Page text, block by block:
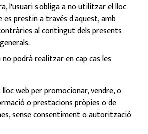
l'usuari s'obliga a no utilitzar el lloc
es prestin a través d'aquest, amb
al contingut dels presents
podrà realitzar en cap cas les
web per promocionar, vendre, o
o prestacions pròpies o de
sense consentiment o autorització